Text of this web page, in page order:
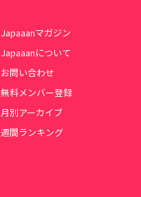
Japaaanマガジン
Japaaanについて
お問い合わせ
無料メンバー登録
月別アーカイブ
週間ランキング